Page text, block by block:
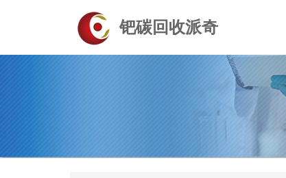
钯碳回收派奇